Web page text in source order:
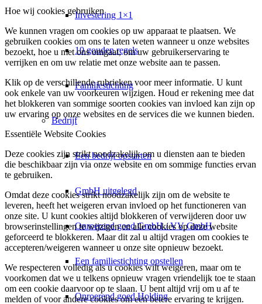
Investering 1×1
10 gouden regels
Familiestichting
Bedrijf
Een bedrijf opstarten
GmbH uitgelegd
Onroerend goed GmbH / VV GmbH
Een familiestichting opstellen
Onroerend goed Holding
Hoe wij cookies gebruiken
We kunnen vragen om cookies op uw apparaat te plaatsen. We
gebruiken cookies om ons te laten weten wanneer u onze websites
bezoekt, hoe u met ons omgaat, om uw gebruikerservaring te
verrijken en om uw relatie met onze website aan te passen.
Klik op de verschillende rubrieken voor meer informatie. U kunt
ook enkele van uw voorkeuren wijzigen. Houd er rekening mee dat
het blokkeren van sommige soorten cookies van invloed kan zijn op
uw ervaring op onze websites en de services die we kunnen bieden.
Essentiële Website Cookies
Deze cookies zijn strikt noodzakelijk om u diensten aan te bieden
die beschikbaar zijn via onze website en om sommige functies ervan
te gebruiken.
Omdat deze cookies strikt noodzakelijk zijn om de website te
leveren, heeft het weigeren ervan invloed op het functioneren van
onze site. U kunt cookies altijd blokkeren of verwijderen door uw
browserinstellingen te wijzigen en alle cookies op deze website
geforceerd te blokkeren. Maar dit zal u altijd vragen om cookies te
accepteren/weigeren wanneer u onze site opnieuw bezoekt.
We respecteren volledig als u cookies wilt weigeren, maar om te
voorkomen dat we u telkens opnieuw vragen vriendelijk toe te staan
om een cookie daarvoor op te slaan. U bent altijd vrij om u af te
melden of voor andere cookies om een betere ervaring te krijgen.